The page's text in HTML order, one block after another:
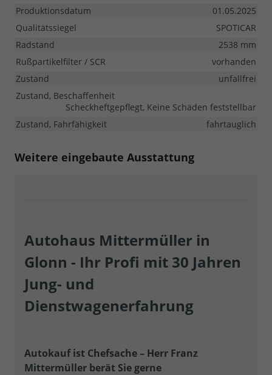
Produktionsdatum
01.05.2025
Qualitätssiegel
SPOTICAR
Radstand
2538 mm
Rußpartikelfilter / SCR
vorhanden
Zustand
unfallfrei
Zustand, Beschaffenheit
Scheckheftgepflegt, Keine Schäden feststellbar
Zustand, Fahrfähigkeit
fahrtauglich
Weitere eingebaute Ausstattung
Autohaus Mittermüller in
Glonn - Ihr Profi mit 30 Jahren
Jung- und
Dienstwagenerfahrung
Autokauf ist Chefsache – Herr Franz
Mittermüller berät Sie gerne